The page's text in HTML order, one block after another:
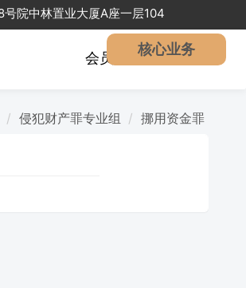
院中林置业大厦A座一层104
核心业务
会员 中心
侵犯财产罪专业组 挪用资金罪